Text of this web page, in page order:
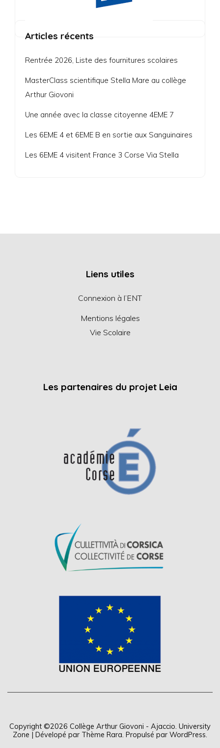
Articles récents
Rentrée 2026, Liste des fournitures scolaires
MasterClass scientifique Stella Mare au collège
Arthur Giovoni
Une année avec la classe citoyenne 4EME 7
Les 6EME 4 et 6EME B en sortie aux Sanguinaires
Les 6EME 4 visitent France 3 Corse Via Stella
Liens utiles
Connexion à l’ENT
Mentions légales
Vie Scolaire
Les partenaires du projet Leia
Copyright ©2026 Collège Arthur Giovoni - Ajaccio University
Zone | Dévelopé par Thème Rara . Propulsé par WordPress